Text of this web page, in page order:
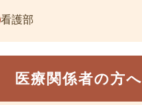
看護部
医療関係者の方へ